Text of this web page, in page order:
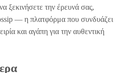
ξεκινήσετε την έρευνά σας,
— η πλατφόρμα που συνδυάζει
και αγάπη για την αυθεντική